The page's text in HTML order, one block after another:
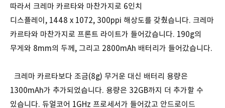
따라서 크레마 카르타와 마찬가지로 6인치
디스플레이, 1448 x 1072, 300ppi 해상도를 갖췄습니다. 크레마
카르타와 마찬가지로 프론트 라이트가 들어갔습니다. 190g의
무게와 8mm의 두께, 그리고 2800mAh 배터리가 들어갔습니다.
크레마 카르타보다 조금(8g) 무거운 대신 배터리 용량은
1300mAh가 추가되었습니다. 용량은 32GB까지 더 추가할 수
있습니다. 듀얼코어 1GHz 프로세서가 들어갔고 안드로이드